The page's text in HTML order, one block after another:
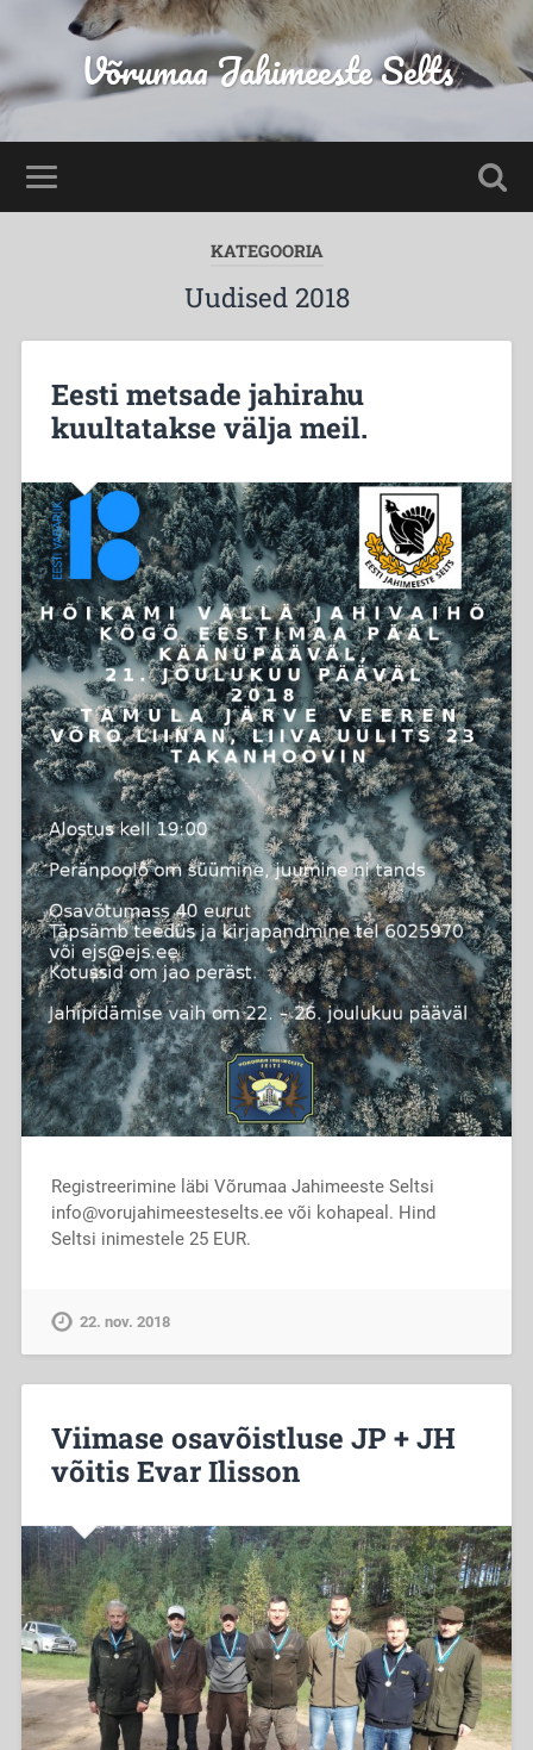
Võrumaa Jahimeeste Selts
KATEGOORIA
Uudised 2018
Eesti metsade jahirahu
kuultatakse välja meil.
Registreerimine läbi Võrumaa Jahimeeste Seltsi
info@vorujahimeesteselts.ee või kohapeal. Hind
Seltsi inimestele 25 EUR.
22. nov. 2018
Viimase osavõistluse JP + JH
võitis Evar Ilisson